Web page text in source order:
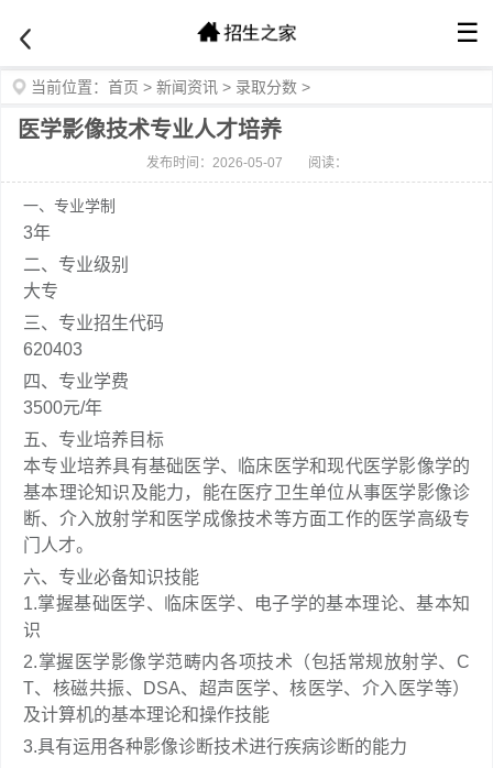
☰
当前位置： 首页 > 新闻资讯 > 录取分数 >
医学影像技术专业人才培养
发布时间：2026-05-07 阅读：
一、专业学制
3年
二、专业级别
大专
三、专业招生代码
620403
四、专业学费
3500元/年
五、专业培养目标
本专业培养具有基础医学、临床医学和现代医学影像学的
基本理论知识及能力，能在医疗卫生单位从事医学影像诊
断、介入放射学和医学成像技术等方面工作的医学高级专
门人才。
六、专业必备知识技能
1.掌握基础医学、临床医学、电子学的基本理论、基本知
识
2.掌握医学影像学范畴内各项技术（包括常规放射学、C
T、核磁共振、DSA、超声医学、核医学、介入医学等）
及计算机的基本理论和操作技能
3.具有运用各种影像诊断技术进行疾病诊断的能力